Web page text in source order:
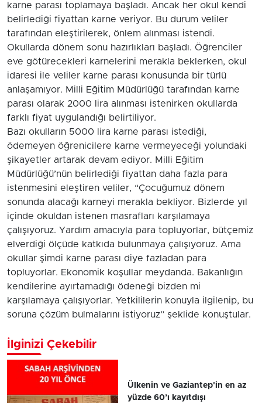
karne parası toplamaya başladı. Ancak her okul kendi
belirlediği fiyattan karne veriyor. Bu durum veliler
tarafından eleştirilerek, önlem alınması istendi.
Okullarda dönem sonu hazırlıkları başladı. Öğrenciler
eve götürecekleri karnelerini merakla beklerken, okul
idaresi ile veliler karne parası konusunda bir türlü
anlaşamıyor. Milli Eğitim Müdürlüğü tarafından karne
parası olarak 2000 lira alınması istenirken okullarda
farklı fiyat uygulandığı belirtiliyor.
Bazı okulların 5000 lira karne parası istediği,
ödemeyen öğrenicilere karne vermeyeceği yolundaki
şikayetler artarak devam ediyor. Milli Eğitim
Müdürlüğü’nün belirlediği fiyattan daha fazla para
istenmesini eleştiren veliler, “Çocuğumuz dönem
sonunda alacağı karneyi merakla bekliyor. Bizlerde yıl
içinde okuldan istenen masrafları karşılamaya
çalışıyoruz. Yardım amacıyla para topluyorlar, bütçemiz
elverdiği ölçüde katkıda bulunmaya çalışıyoruz. Ama
okullar şimdi karne parası diye fazladan para
topluyorlar. Ekonomik koşullar meydanda. Bakanlığın
kendilerine ayırtamadığı ödeneği bizden mi
karşılamaya çalışıyorlar. Yetkililerin konuyla ilgilenip, bu
soruna çözüm bulmalarını istiyoruz” şeklide konuştular.
İlginizi Çekebilir
Ülkenin ve Gaziantep'in en az
yüzde 60’ı kayıtdışı